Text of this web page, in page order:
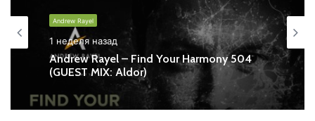
Запись выпусков
Слушай и добавляй плейлист VK:
Andrew Rayel
1 неделя назад
Andrew Rayel – Find Your Harmony 504
(GUEST MIX: Aldor)